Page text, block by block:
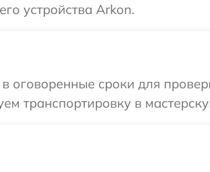
устройства Arkon.
оговоренные сроки для
транспортировку в